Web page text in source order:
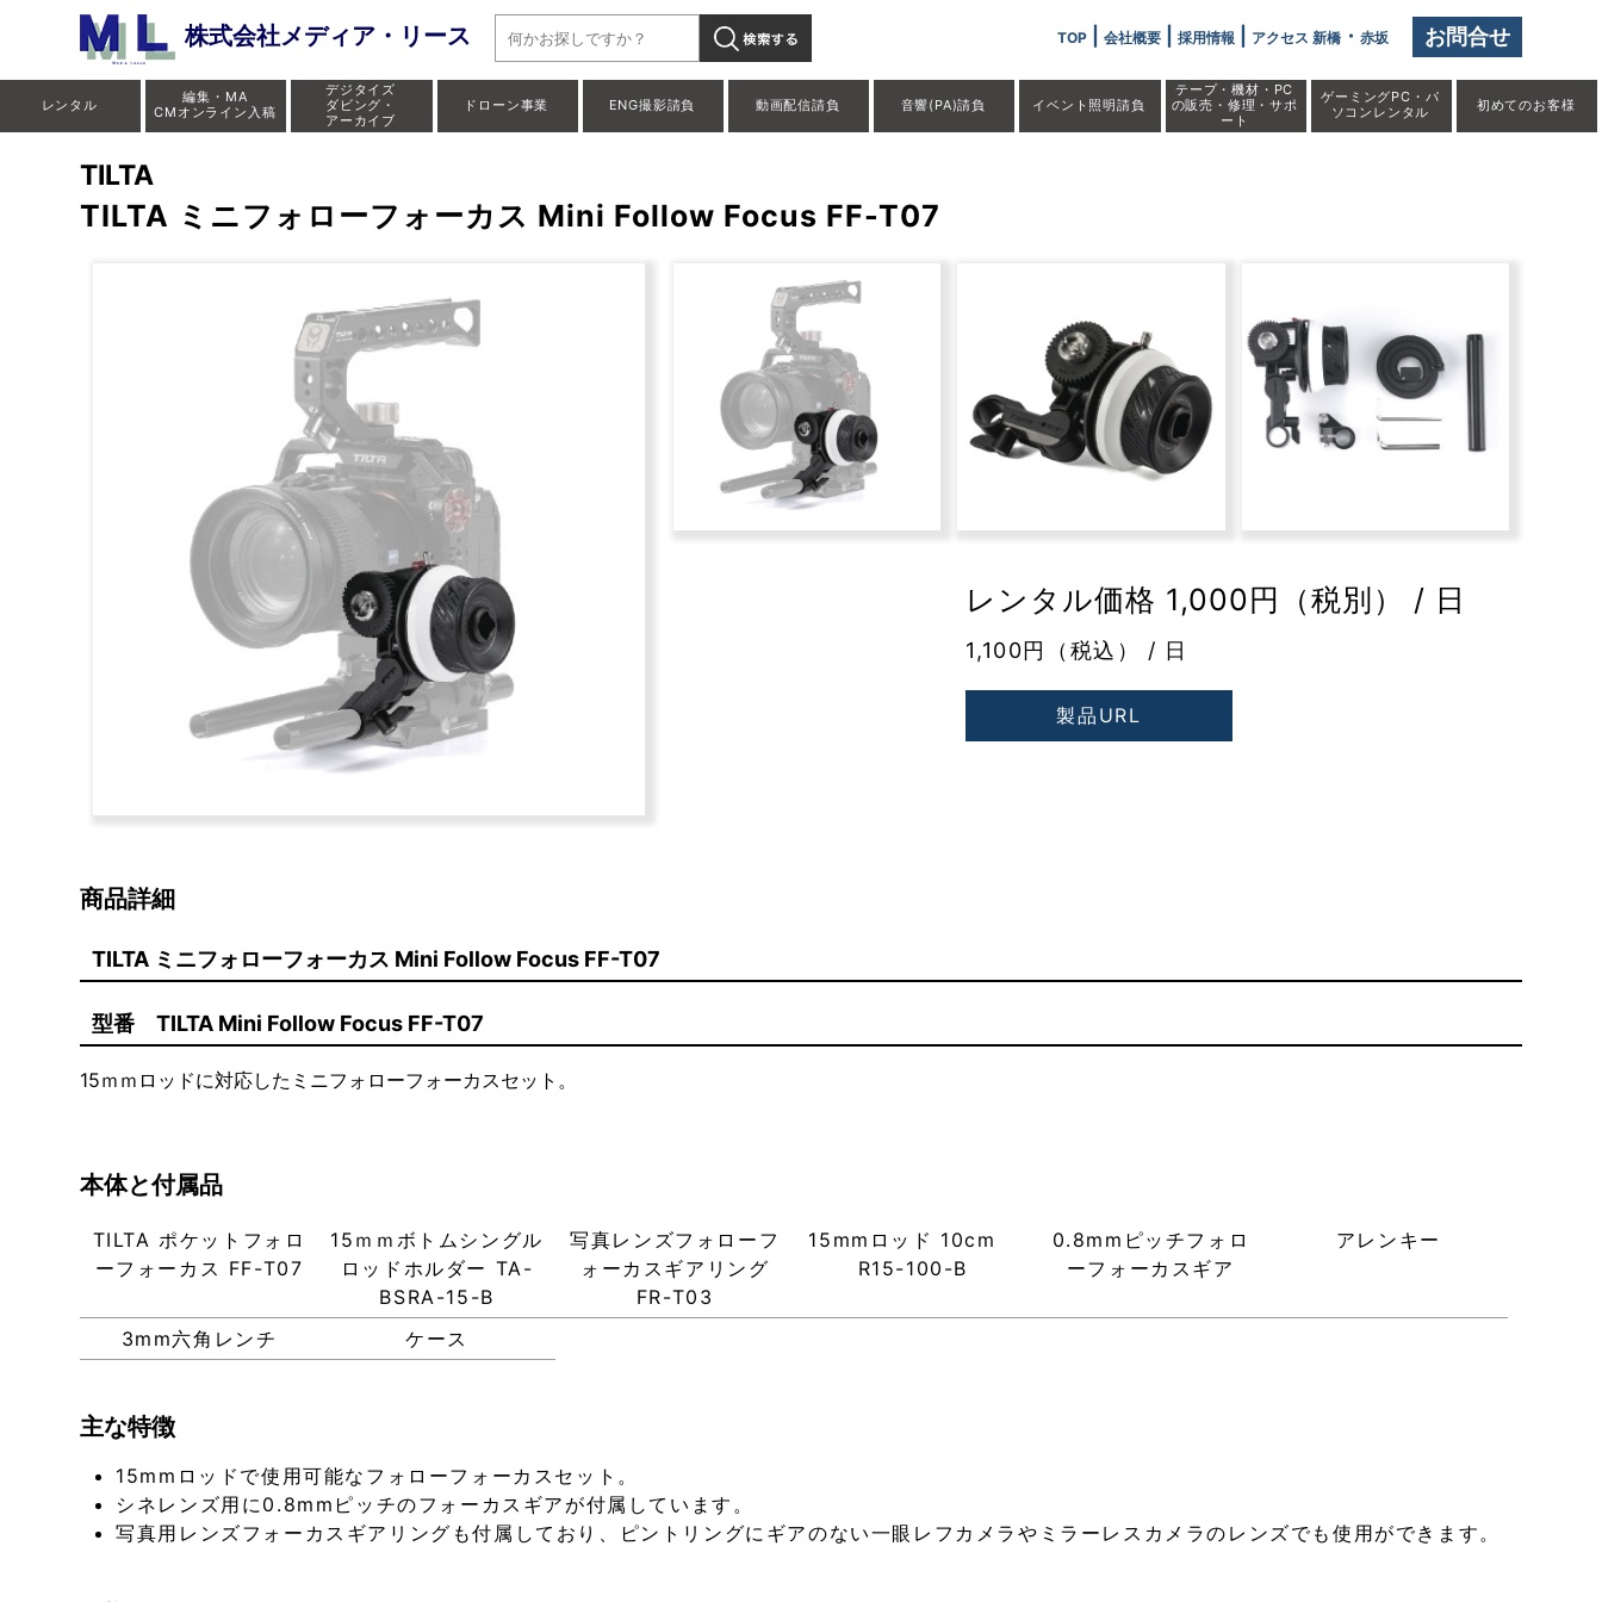
株式会社メディア・リース お問合せ
TOP| 会社概要| 採用情報 アクセス 新橋・ 赤坂
レンタル
編集・MA
CMオンライン入稿
デジタイズ
ダビング・
アーカイブ
ドローン事業 ENG撮影請負 動画配信請負 音響(PA)請負 イベント照明請負
テープ・機材・PC
の販売・修理・サポ
ート
ゲーミングPC・パ
ソコンレンタル
初めてのお客様
TILTA
TILTA ミニフォローフォーカス Mini Follow Focus FF-T07
レンタル価格 1,000円（税別） / 日
1,100円（税込） / 日
製品URL
商品詳細
TILTA ミニフォローフォーカス Mini Follow Focus FF-T07
型番 TILTA Mini Follow Focus FF-T07
15ｍｍロッドに対応したミニフォローフォーカスセット。
本体と付属品
TILTA ポケットフォロ
ーフォーカス FF-T07
15ｍｍボトムシングル
ロッドホルダー TA-
BSRA-15-B
写真レンズフォローフ
ォーカスギアリング
FR-T03
15mmロッド 10cm
R15-100-B
0.8mmピッチフォロ
ーフォーカスギア
アレンキー
3mm六角レンチ ケース
主な特徴
15mmロッドで使用可能なフォローフォーカスセット。
シネレンズ用に0.8mmピッチのフォーカスギアが付属しています。
写真用レンズフォーカスギアリングも付属しており、ピントリングにギアのない一眼レフカメラやミラーレスカメラのレンズでも使用ができます。